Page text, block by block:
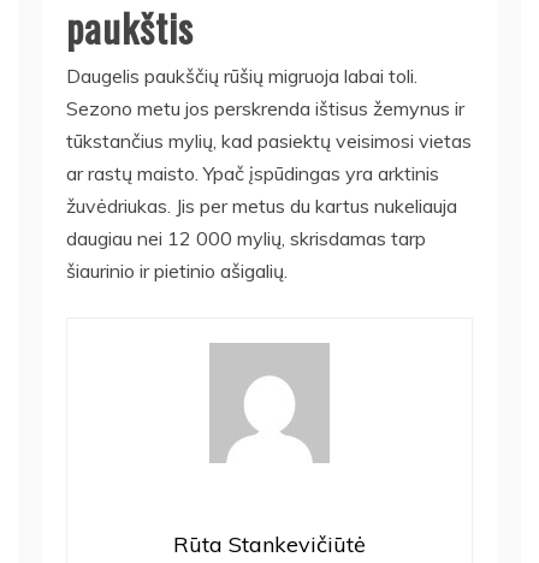
paukštis
Daugelis paukščių rūšių migruoja labai toli.
Sezono metu jos perskrenda ištisus žemynus ir
tūkstančius mylių, kad pasiektų veisimosi vietas
ar rastų maisto. Ypač įspūdingas yra arktinis
žuvėdriukas. Jis per metus du kartus nukeliauja
daugiau nei 12 000 mylių, skrisdamas tarp
šiaurinio ir pietinio ašigalių.
Rūta Stankevičiūtė